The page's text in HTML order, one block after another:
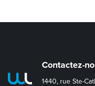
Contactez-
1440, rue Ste-